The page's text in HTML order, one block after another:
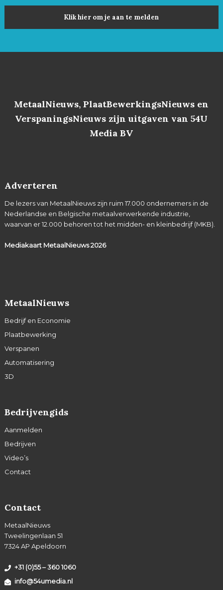
Klik hier om je aan te melden
MetaalNieuws, PlaatBewerkingsNieuws en
VerspaningsNieuws zijn uitgaven van 54U
Media BV
Adverteren
De lezers van MetaalNieuws zijn ruim 17.000 ondernemers in de
Nederlandse en Belgische metaalverwerkende industrie,
waarvan er 12.000 behoren tot het midden- en kleinbedrijf (MKB).
Mediakaart MetaalNieuws2026
MetaalNieuws
Bedrijf en Economie
Plaatbewerking
Verspanen
Automatisering
3D
Bedrijvengids
Aanmelden
Bedrijven
Video’s
Contact
Contact
MetaalNieuws
Tweelingenlaan 51
7324 AP Apeldoorn
+31 (0)55 – 360 1060
info@54umedia.nl